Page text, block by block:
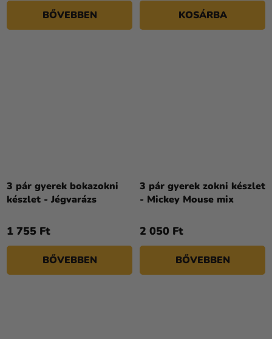
BŐVEBBEN KOSÁRBA
3 pár gyerek bokazokni
készlet - Jégvarázs
1 755 Ft
BŐVEBBEN
3 pár gyerek zokni készlet
- Mickey Mouse mix
2 050 Ft
BŐVEBBEN